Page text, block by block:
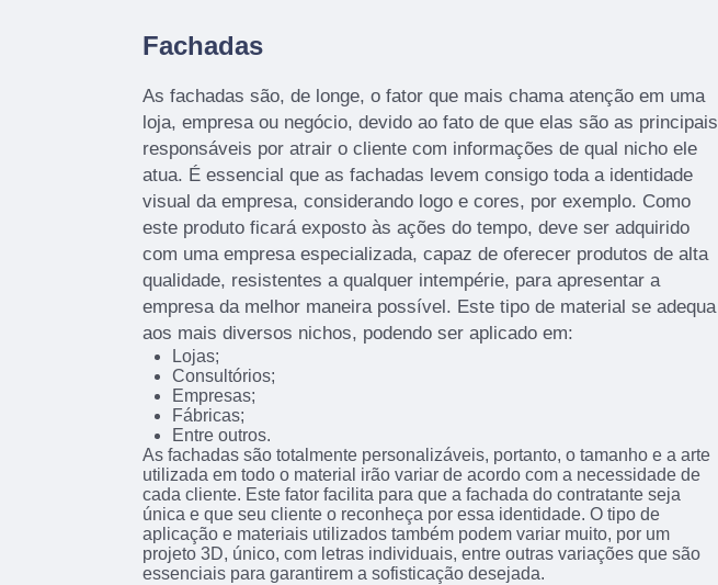
Fachadas
As fachadas são, de longe, o fator que mais chama atenção em uma
loja, empresa ou negócio, devido ao fato de que elas são as principais
responsáveis por atrair o cliente com informações de qual nicho ele
atua. É essencial que as fachadas levem consigo toda a identidade
visual da empresa, considerando logo e cores, por exemplo. Como
este produto ficará exposto às ações do tempo, deve ser adquirido
com uma empresa especializada, capaz de oferecer produtos de alta
qualidade, resistentes a qualquer intempérie, para apresentar a
empresa da melhor maneira possível. Este tipo de material se adequa
aos mais diversos nichos, podendo ser aplicado em:
Lojas;
Consultórios;
Empresas;
Fábricas;
Entre outros.
As fachadas são totalmente personalizáveis, portanto, o tamanho e a arte
utilizada em todo o material irão variar de acordo com a necessidade de
cada cliente. Este fator facilita para que a fachada do contratante seja
única e que seu cliente o reconheça por essa identidade. O tipo de
aplicação e materiais utilizados também podem variar muito, por um
projeto 3D, único, com letras individuais, entre outras variações que são
essenciais para garantirem a sofisticação desejada.